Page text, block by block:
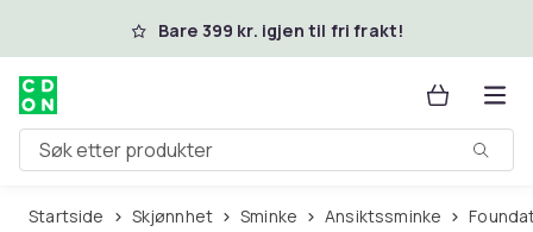
Hopp til hovedinnholdBare 399 kr. igjen til fri frakt!
Søk etter produkter
Startside Skjønnhet Sminke Ansiktssminke